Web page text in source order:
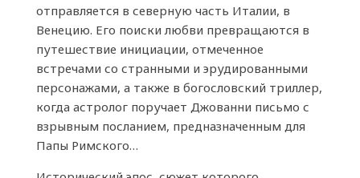
отправляется в северную часть Италии, в
Венецию. Его поиски любви превращаются в
путешествие инициации, отмеченное
встречами со странными и эрудированными
персонажами, а также в богословский триллер,
когда астролог поручает Джованни письмо с
взрывным посланием, предназначенным для
Папы Римского…